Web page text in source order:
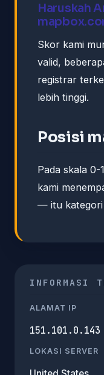
Haruskah
Skor kami
valid,
registrar
lebih tinggi.
Posisi
Pada skala
kami
— itu kategori
INFORMASI
ALAMAT IP
151.101.0.143
LOKASI SERVER